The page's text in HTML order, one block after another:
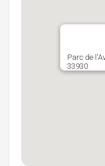
Parc de
33930